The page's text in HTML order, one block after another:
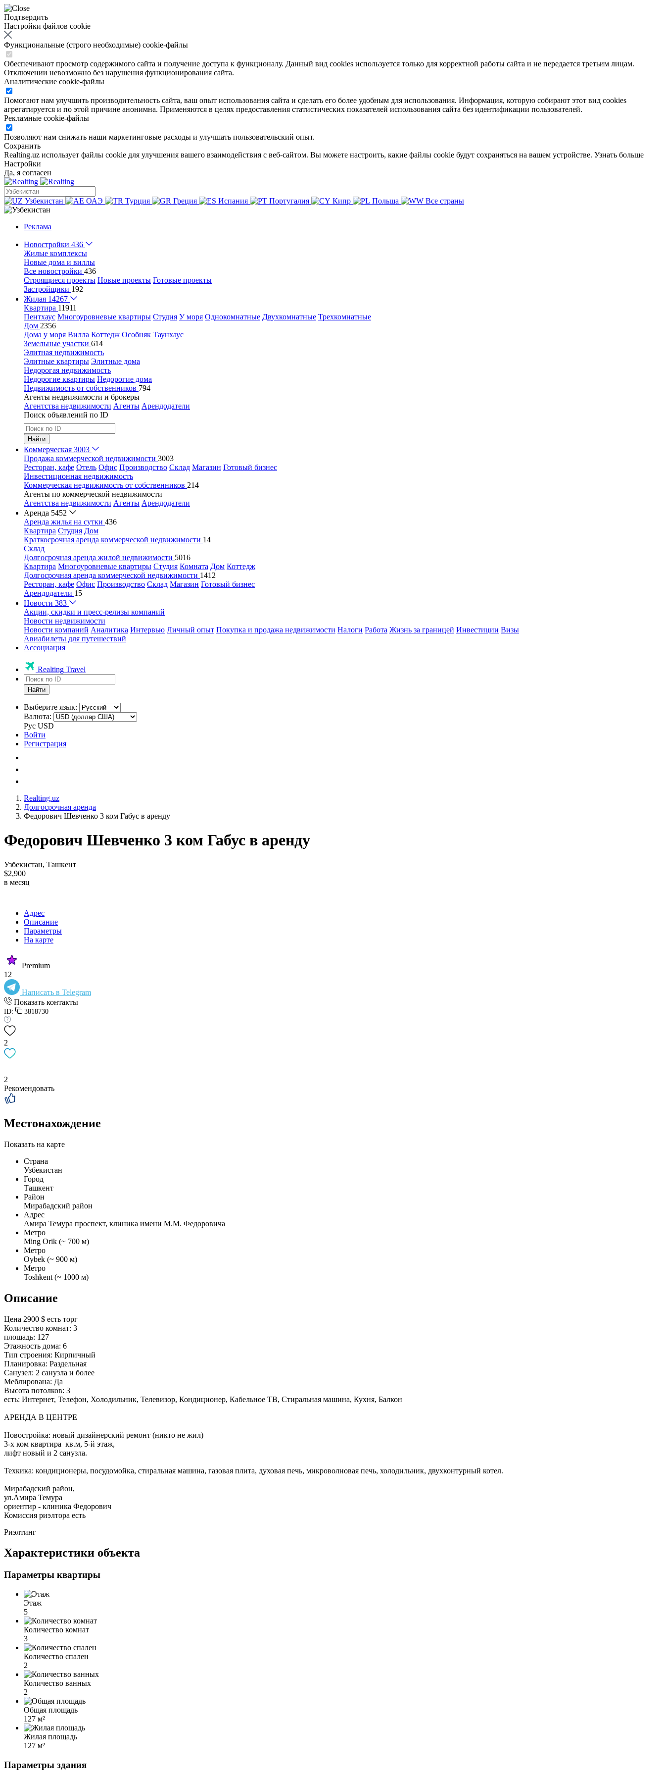
Подтвердить
Настройки файлов cookie
Функциональные (строго необходимые) cookie-файлы
Обеспечивают просмотр содержимого сайта и получение доступа к функционалу. Данный вид cookies используется только для корректной работы сайта и не передается третьим лицам.
Отключении невозможно без нарушения функционирования сайта.
Аналитические cookie-файлы
Помогают нам улучшить производительность сайта, ваш опыт использования сайта и сделать его более удобным для использования. Информация, которую собирают этот вид cookies
агрегатируется и по этой причине анонимна. Применяются в целях предоставления статистических показателей использования сайта без идентификации пользователей.
Рекламные cookie-файлы
Позволяют нам снижать наши маркетинговые расходы и улучшать пользовательский опыт.
Сохранить
Realting.uz использует файлы cookie для улучшения вашего взаимодействия с веб-сайтом. Вы можете настроить, какие файлы cookie будут сохраняться на вашем устройстве. Узнать больше
Настройки
Да, я согласен
Узбекистан ОАЭ Турция Греция Испания Португалия Кипр Польша Все страны
Реклама
Новостройки 436
Жилые комплексы
Новые дома и виллы
Все новостройки 436
Строящиеся проекты Новые проекты Готовые проекты
Застройщики 192
Жилая 14267
Квартира 11911
Пентхаус Многоуровневые квартиры Студия У моря Однокомнатные Двухкомнатные Трехкомнатные
Дом 2356
Дома у моря Вилла Коттедж Особняк Таунхаус
Земельные участки 614
Элитная недвижимость
Элитные квартиры Элитные дома
Недорогая недвижимость
Недорогие квартиры Недорогие дома
Недвижимость от собственников 794
Агенты недвижимости и брокеры
Агентства недвижимости Агенты Арендодатели
Поиск объявлений по ID
Найти
Коммерческая 3003
Продажа коммерческой недвижимости 3003
Ресторан, кафе Отель Офис Производство Склад Магазин Готовый бизнес
Инвестиционная недвижимость
Коммерческая недвижимость от собственников 214
Агенты по коммерческой недвижимости
Агентства недвижимости Агенты Арендодатели
Аренда 5452
Аренда жилья на сутки 436
Квартира Студия Дом
Краткосрочная аренда коммерческой недвижимости 14
Склад
Долгосрочная аренда жилой недвижимости 5016
Квартира Многоуровневые квартиры Студия Комната Дом Коттедж
Долгосрочная аренда коммерческой недвижимости 1412
Ресторан, кафе Офис Производство Склад Магазин Готовый бизнес
Арендодатели 15
Новости 383
Акции, скидки и пресс-релизы компаний
Новости недвижимости
Новости компаний Аналитика Интервью Личный опыт Покупка и продажа недвижимости Налоги Работа Жизнь за границей Инвестиции Визы
Авиабилеты для путешествий
Ассоциация
Realting Travel
Найти
Выберите язык:
Валюта:
Рус USD
Войти
Регистрация
Realting.uz
Долгосрочная аренда
Федорович Шевченко 3 ком Габус в аренду
Федорович Шевченко 3 ком Габус в аренду
Узбекистан, Ташкент
$2,900
в месяц
Адрес
Описание
Параметры
На карте
Premium
12
Написать в Telegram
Показать контакты
ID: 3818730
2
2
Рекомендовать
Местонахождение
Показать на карте
Страна
Узбекистан
Город
Ташкент
Район
Мирабадский район
Адрес
Амира Темура проспект, клиника имени М.М. Федоровича
Метро
Ming Orik (~ 700 м)
Метро
Oybek (~ 900 м)
Метро
Toshkent (~ 1000 м)
Описание
Цена 2900 $ есть торг
Количество комнат: 3
площадь: 127
Этажность дома: 6
Тип строения: Кирпичный
Планировка: Раздельная
Санузел: 2 санузла и более
Меблирована: Да
Высота потолков: 3
есть: Интернет, Телефон, Холодильник, Телевизор, Кондиционер, Кабельное ТВ, Стиральная машина, Кухня, Балкон
АРЕНДА В ЦЕНТРЕ
Новостройка: новый дизайнерский ремонт (никто не жил)
3-х ком квартира кв.м, 5-й этаж,
лифт новый и 2 санузла.
Техкика: кондиционеры, посудомойка, стиральная машина, газовая плита, духовая печь, микроволновая печь, холодильник, двухконтурный котел.
Мирабадский район,
ул.Амира Темура
ориентир - клиника Федорович
Комиссия риэлтора есть
Риэлтинг
Характеристики объекта
Параметры квартиры
Этаж
5
Количество комнат
3
Количество спален
2
Количество ванных
2
Общая площадь
127 м²
Жилая площадь
127 м²
Параметры здания